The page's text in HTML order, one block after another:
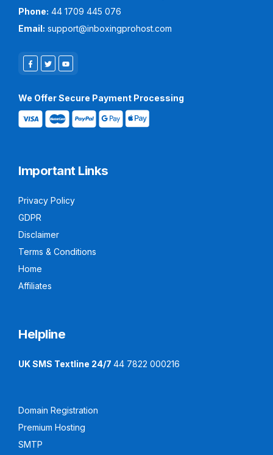
Phone: 44 1709 445 076
Email: support@inboxingprohost.com
We Offer Secure Payment Processing
Important Links
Privacy Policy
GDPR
Disclaimer
Terms & Conditions
Home
Affiliates
Helpline
UK SMS Textline 24/7 44 7822 000216
Domain Registration
Premium Hosting
SMTP